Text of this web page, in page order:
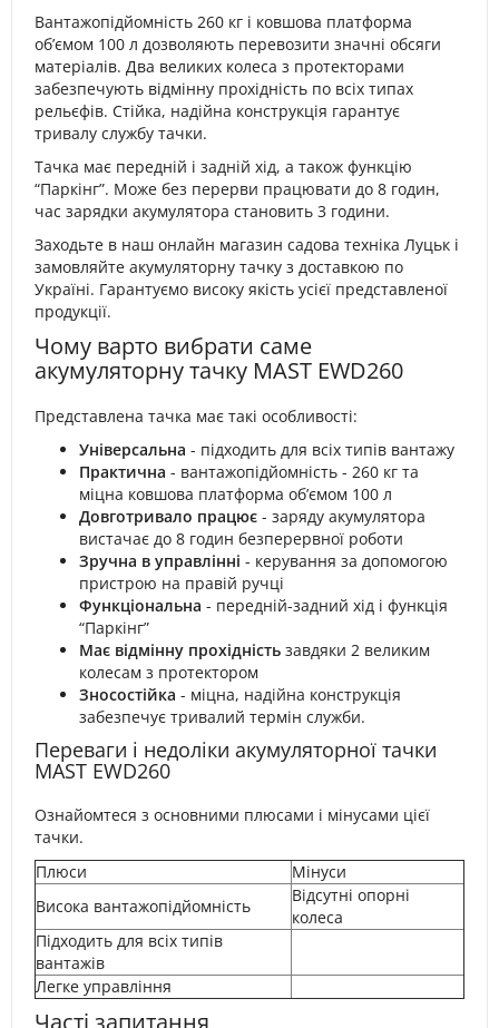
Вантажопідйомність 260 кг і ковшова платформа
об’ємом 100 л дозволяють перевозити значні обсяги
матеріалів. Два великих колеса з протекторами
забезпечують відмінну прохідність по всіх типах
рельєфів. Стійка, надійна конструкція гарантує
тривалу службу тачки.
Тачка має передній і задній хід, а також функцію
“Паркінг”. Може без перерви працювати до 8 годин,
час зарядки акумулятора становить 3 години.
Заходьте в наш онлайн магазин садова техніка Луцьк і
замовляйте акумуляторну тачку з доставкою по
Україні. Гарантуємо високу якість усієї представленої
продукції.
Чому варто вибрати саме
акумуляторну тачку MAST EWD260
Представлена тачка має такі особливості:
Універсальна - підходить для всіх типів вантажу
Практична - вантажопідйомність - 260 кг та
міцна ковшова платформа об’ємом 100 л
Довготривало працює - заряду акумулятора
вистачає до 8 годин безперервної роботи
Зручна в управлінні - керування за допомогою
пристрою на правій ручці
Функціональна - передній-задний хід і функція
“Паркінг”
Має відмінну прохідність завдяки 2 великим
колесам з протектором
Зносостійка - міцна, надійна конструкція
забезпечує тривалий термін служби.
Переваги і недоліки акумуляторної тачки
MAST EWD260
Ознайомтеся з основними плюсами і мінусами цієї
тачки.
Плюси
Мінуси
Висока вантажопідйомність
Відсутні опорні
колеса
Підходить для всіх типів
вантажів
Легке управління
Часті запитання